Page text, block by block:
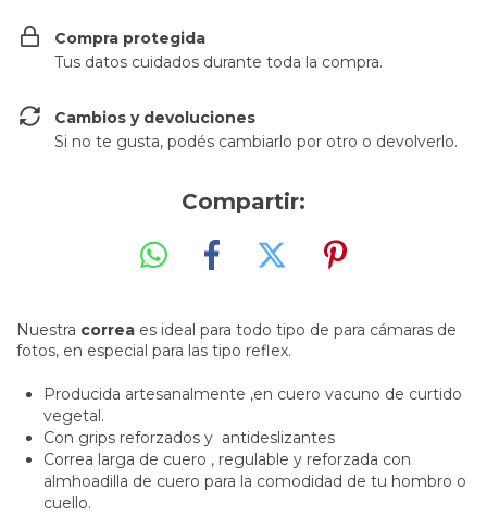
Compra protegida
Tus datos cuidados durante toda la compra.
Cambios y devoluciones
Si no te gusta, podés cambiarlo por otro o devolverlo.
Compartir:
Nuestra correa es ideal para todo tipo de para cámaras de
fotos, en especial para las tipo reflex.
Producida artesanalmente ,en cuero vacuno de curtido
vegetal.
Con grips reforzados y antideslizantes
Correa larga de cuero , regulable y reforzada con
almhoadilla de cuero para la comodidad de tu hombro o
cuello.